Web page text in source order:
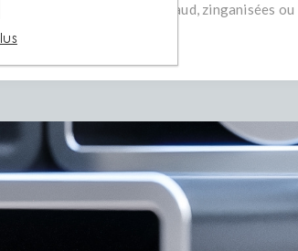
galvanisées à chaud, zinganisées ou